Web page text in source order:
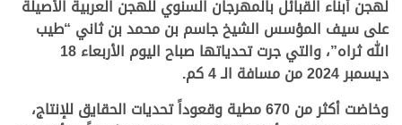
لهجن أبناء القبائل بالمهرجان السنوي للهجن العربية الأصيلة
على سيف المؤسس الشيخ جاسم بن محمد بن ثاني “طيب
الله ثراه”،والتيجرتتحدياتها صباحاليوم الأربعاء
ديسمبر2024
من مسافة الـ 4 كم.
وخاضت أكثر من 670 مطية وقعوداً تحديات الحقايق للإنتاج،